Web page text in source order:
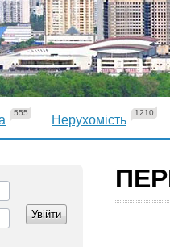
555
Нерухомість
1210